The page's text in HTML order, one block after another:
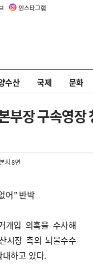
인스타그램
수산 국제 문화
부장 구속영장
지 8면
어” 반박
개입 의혹을 수사해
시장 측의 뇌물수수
하고 있다.